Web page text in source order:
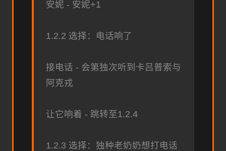
安妮 - 安妮+1
1.2.2 选择：电话响了
接电话 - 会第独次听到卡吕普索与
阿克戎
让它响着 - 跳转至1.2.4
1.2.3 选择：独种老奶奶想打电话